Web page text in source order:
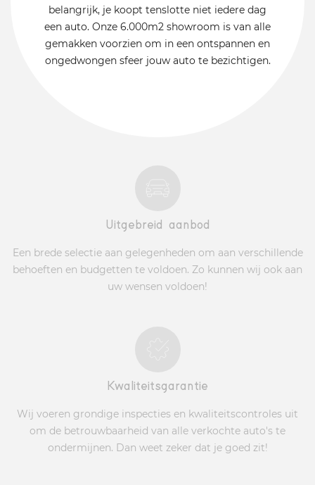
belangrijk, je koopt tenslotte niet iedere dag
een auto. Onze 6.000m2 showroom is van alle
gemakken voorzien om in een ontspannen en
ongedwongen sfeer jouw auto te bezichtigen.
Uitgebreid aanbod
Een brede selectie aan gelegenheden om aan verschillende
behoeften en budgetten te voldoen. Zo kunnen wij ook aan
uw wensen voldoen!
Kwaliteitsgarantie
Wij voeren grondige inspecties en kwaliteitscontroles uit
om de betrouwbaarheid van alle verkochte auto's te
ondermijnen. Dan weet zeker dat je goed zit!